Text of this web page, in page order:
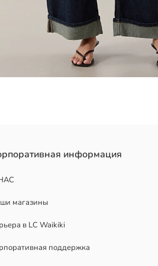
информация
магазины
в LC Waikiki
поддержка